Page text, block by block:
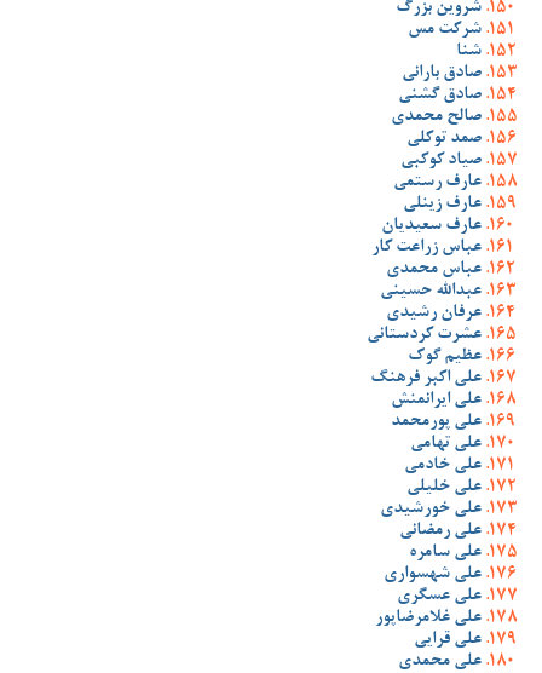
شروین بزرگ
شرکت مس
شنا
صادق بارانی
صادق گشنی
صالح محمدی
صمد توکلی
صیاد کوکبی
عارف رستمی
عارف زینلی
عارف سعیدیان
عباس زراعت کار
عباس محمدی
عبدالله حسینی
عرفان رشیدی
عشرت کردستانی
عظیم گوک
علی اکبر فرهنگ
علی ایرانمنش
علی پورمحمد
علی تهامی
علی خادمی
علی خلیلی
علی خورشیدی
علی رمضانی
علی سامره
علی شهسواری
علی عسگری
علی غلامرضاپور
علی قرایی
علی محمدی